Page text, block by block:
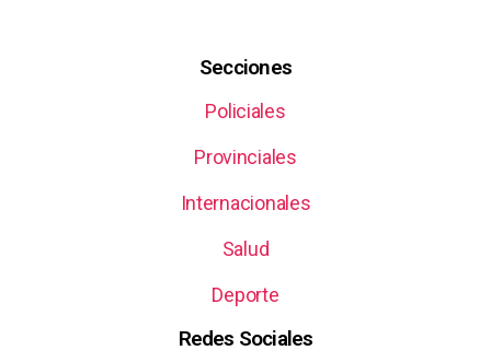
Secciones
Policiales
Provinciales
Internacionales
Salud
Deporte
Redes Sociales